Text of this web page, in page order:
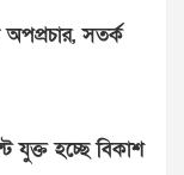
সতর্ক
যুক্ত হচ্ছে বিকাশ